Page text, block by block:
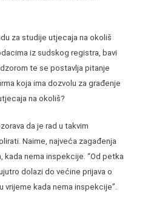
za studije utjecaja na okoliš
iz sudskog registra, bavi
te se postavlja pitanje
koja ima dozvolu za građenje
na okoliš?
da je rad u takvim
Naime, najveća zagađenja
kada nema inspekcije. “Od petka
dolazi do većine prijava o
vrijeme kada nema inspekcije”.